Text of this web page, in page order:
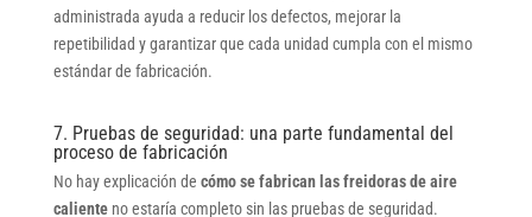
administrada ayuda a reducir los defectos, mejorar la
repetibilidad y garantizar que cada unidad cumpla con el mismo
estándar de fabricación.
7. Pruebas de seguridad: una parte fundamental del
proceso de fabricación
No hay explicación de cómo se fabrican las freidoras de aire
calienteno estaría completo sin las pruebas de seguridad.